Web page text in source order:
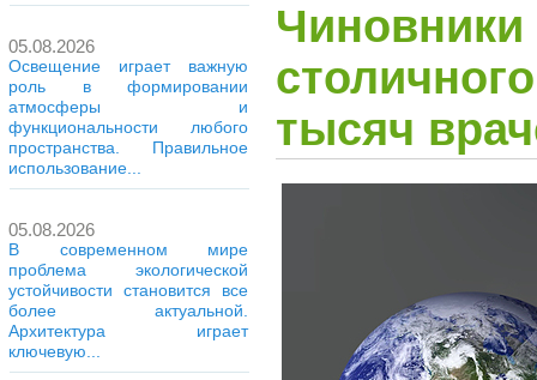
05.08.2026
Освещение играет важную
роль в формировании
атмосферы и
функциональности любого
пространства. Правильное
использование...
05.08.2026
В современном мире
проблема экологической
устойчивости становится все
более актуальной.
Архитектура играет
ключевую...
тысяч